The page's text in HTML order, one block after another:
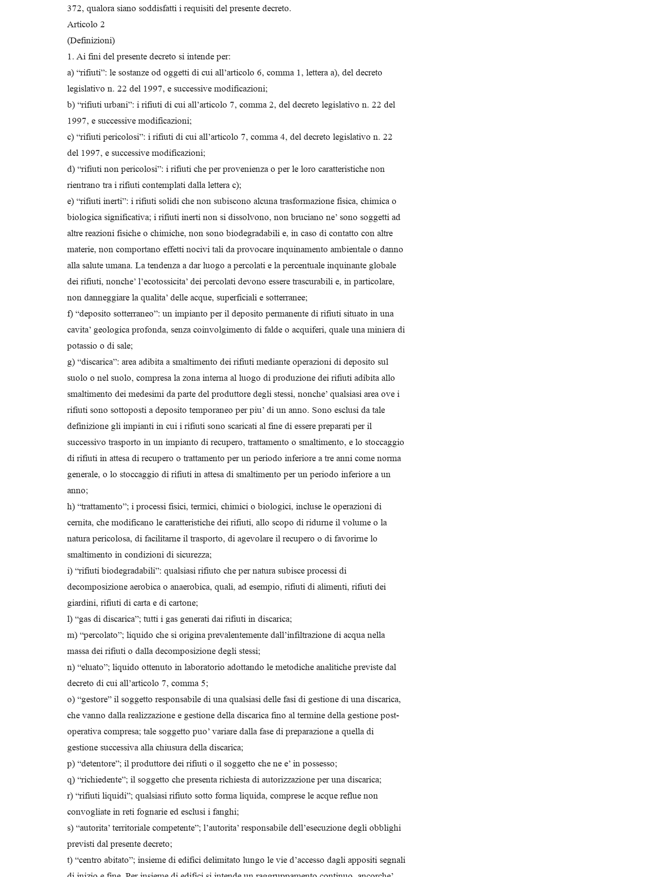
372, qualora siano soddisfatti i requisiti del presente decreto.
Articolo 2
(Definizioni)
1. Ai fini del presente decreto si intende per:
a) “rifiuti”: le sostanze od oggetti di cui all’articolo 6, comma 1, lettera a), del decreto
legislativo n. 22 del 1997, e successive modificazioni;
b) “rifiuti urbani”: i rifiuti di cui all’articolo 7, comma 2, del decreto legislativo n. 22 del
1997, e successive modificazioni;
c) “rifiuti pericolosi”: i rifiuti di cui all’articolo 7, comma 4, del decreto legislativo n. 22
del 1997, e successive modificazioni;
d) “rifiuti non pericolosi”: i rifiuti che per provenienza o per le loro caratteristiche non
rientrano tra i rifiuti contemplati dalla lettera c);
e) “rifiuti inerti”: i rifiuti solidi che non subiscono alcuna trasformazione fisica, chimica o
biologica significativa; i rifiuti inerti non si dissolvono, non bruciano ne’ sono soggetti ad
altre reazioni fisiche o chimiche, non sono biodegradabili e, in caso di contatto con altre
materie, non comportano effetti nocivi tali da provocare inquinamento ambientale o danno
alla salute umana. La tendenza a dar luogo a percolati e la percentuale inquinante globale
dei rifiuti, nonche’ l’ecotossicita’ dei percolati devono essere trascurabili e, in particolare,
non danneggiare la qualita’ delle acque, superficiali e sotterranee;
f) “deposito sotterraneo”: un impianto per il deposito permanente di rifiuti situato in una
cavita’ geologica profonda, senza coinvolgimento di falde o acquiferi, quale una miniera di
potassio o di sale;
g) “discarica”: area adibita a smaltimento dei rifiuti mediante operazioni di deposito sul
suolo o nel suolo, compresa la zona interna al luogo di produzione dei rifiuti adibita allo
smaltimento dei medesimi da parte del produttore degli stessi, nonche’ qualsiasi area ove i
rifiuti sono sottoposti a deposito temporaneo per piu’ di un anno. Sono esclusi da tale
definizione gli impianti in cui i rifiuti sono scaricati al fine di essere preparati per il
successivo trasporto in un impianto di recupero, trattamento o smaltimento, e lo stoccaggio
di rifiuti in attesa di recupero o trattamento per un periodo inferiore a tre anni come norma
generale, o lo stoccaggio di rifiuti in attesa di smaltimento per un periodo inferiore a un
anno;
h) “trattamento”; i processi fisici, termici, chimici o biologici, incluse le operazioni di
cernita, che modificano le caratteristiche dei rifiuti, allo scopo di ridurne il volume o la
natura pericolosa, di facilitarne il trasporto, di agevolare il recupero o di favorirne lo
smaltimento in condizioni di sicurezza;
i) “rifiuti biodegradabili”: qualsiasi rifiuto che per natura subisce processi di
decomposizione aerobica o anaerobica, quali, ad esempio, rifiuti di alimenti, rifiuti dei
giardini, rifiuti di carta e di cartone;
l) “gas di discarica”; tutti i gas generati dai rifiuti in discarica;
m) “percolato”; liquido che si origina prevalentemente dall’infiltrazione di acqua nella
massa dei rifiuti o dalla decomposizione degli stessi;
n) “eluato”; liquido ottenuto in laboratorio adottando le metodiche analitiche previste dal
decreto di cui all’articolo 7, comma 5;
o) “gestore” il soggetto responsabile di una qualsiasi delle fasi di gestione di una discarica,
che vanno dalla realizzazione e gestione della discarica fino al termine della gestione post-
operativa compresa; tale soggetto puo’ variare dalla fase di preparazione a quella di
gestione successiva alla chiusura della discarica;
p) “detentore”; il produttore dei rifiuti o il soggetto che ne e’ in possesso;
q) “richiedente”; il soggetto che presenta richiesta di autorizzazione per una discarica;
r) “rifiuti liquidi”; qualsiasi rifiuto sotto forma liquida, comprese le acque reflue non
convogliate in reti fognarie ed esclusi i fanghi;
s) “autorita’ territoriale competente”; l’autorita’ responsabile dell’esecuzione degli obblighi
previsti dal presente decreto;
t) “centro abitato”; insieme di edifici delimitato lungo le vie d’accesso dagli appositi segnali